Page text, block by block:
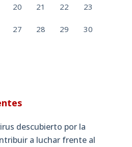
20 21 22 23
27 28 29 30
descubierto por la
a luchar frente al